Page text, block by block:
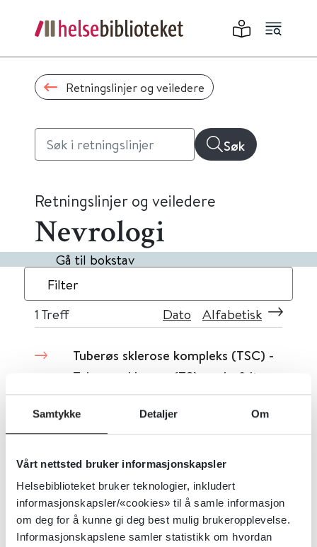
Samtykke Detaljer Om
Vårt nettsted bruker informasjonskapsler
Helsebiblioteket bruker teknologier, inkludert
informasjonskapsler/«cookies» til å samle informasjon
om deg for å kunne gi deg best mulig brukeropplevelse.
Informasjonskapslene samler statistikk om hvordan
Retningslinjer og veiledere
Søk
Retningslinjer og veiledere
Nevrologi
Gå til bokstav
Filter
1 Treff Dato Alfabetisk
Tuberøs sklerose kompleks (TSC) -
Tuberøs sklerose (TS) - anbefalt
oppfølging og behandling
Nasjonalt kompetansesenter for sjeldne epilepsirelaterte diagnoser (NK-SE) 2025
Detaljer